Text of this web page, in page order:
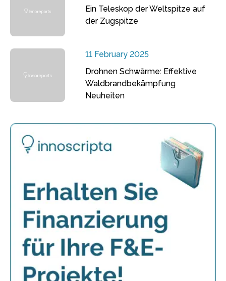
Ein Teleskop der Weltspitze auf
der Zugspitze
11 February 2025
Drohnen Schwärme: Effektive
Waldbrandbekämpfung
Neuheiten